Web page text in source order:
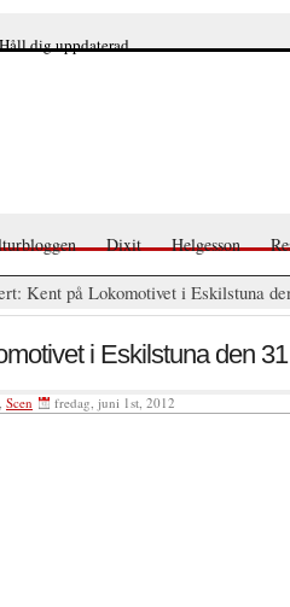
Håll dig uppdaterad
Dixit Helgesson
Kent på Lokomotivet i Eskilstuna
i Eskilstuna den
, Scen fredag, juni 1st, 2012